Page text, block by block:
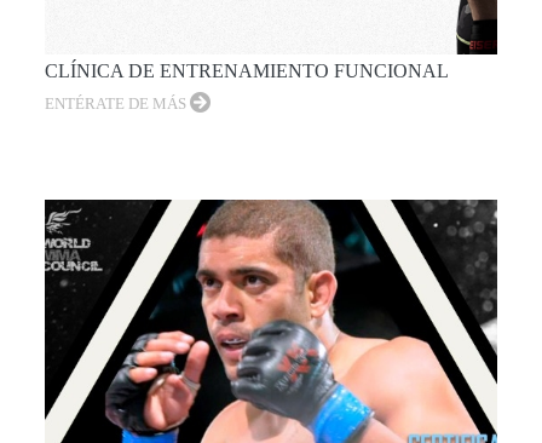
CLÍNICA DE ENTRENAMIENTO FUNCIONAL
ENTÉRATE DE MÁS